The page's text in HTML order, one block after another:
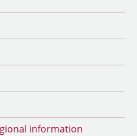
information